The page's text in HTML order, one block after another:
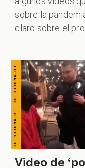
sobre la
claro sobre el
Video de